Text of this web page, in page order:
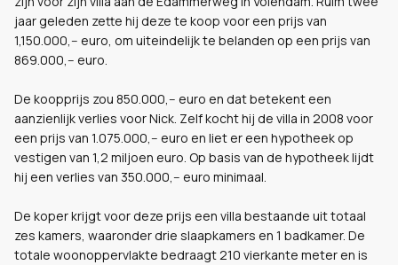
jaar geleden zette hij deze te koop voor een prijs van
1,150.000,-- euro, om uiteindelijk te belanden op een prijs van
869.000,-- euro.
De koopprijs zou 850.000,-- euro en dat betekent een
aanzienlijk verlies voor Nick. Zelf kocht hij de villa in 2008 voor
een prijs van 1.075.000,-- euro en liet er een hypotheek op
vestigen van 1,2 miljoen euro. Op basis van de hypotheek lijdt
hij een verlies van 350.000,-- euro minimaal.
De koper krijgt voor deze prijs een villa bestaande uit totaal
zes kamers, waaronder drie slaapkamers en 1 badkamer. De
totale woonoppervlakte bedraagt 210 vierkante meter en is